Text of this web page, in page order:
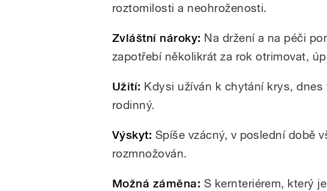
roztomilosti a neohroženosti.
Zvláštní nároky: Na držení a na péči
zapotřebí několikrát za rok otrimovat,
Užití: Kdysi užíván k chytání krys, dnes
rodinný.
Výskyt: Spíše vzácný, v poslední době
rozmnožován.
Možná záměna: S kernteriérem, který